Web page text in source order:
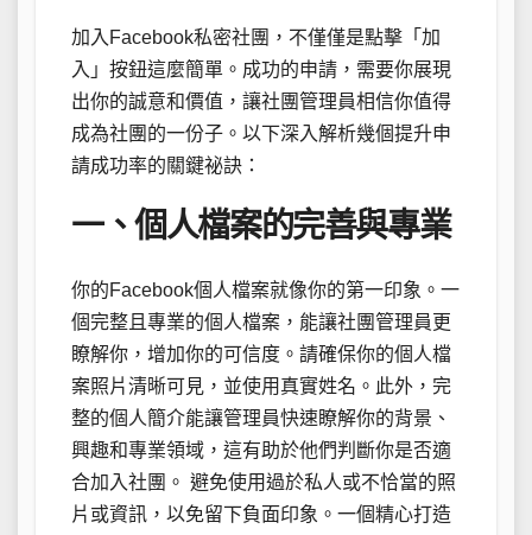
加入Facebook私密社團，不僅僅是點擊「加
入」按鈕這麼簡單。成功的申請，需要你展現
出你的誠意和價值，讓社團管理員相信你值得
成為社團的一份子。以下深入解析幾個提升申
請成功率的關鍵祕訣：
一、個人檔案的完善與專業
你的Facebook個人檔案就像你的第一印象。一
個完整且專業的個人檔案，能讓社團管理員更
瞭解你，增加你的可信度。請確保你的個人檔
案照片清晰可見，並使用真實姓名。此外，完
整的個人簡介能讓管理員快速瞭解你的背景、
興趣和專業領域，這有助於他們判斷你是否適
合加入社團。 避免使用過於私人或不恰當的照
片或資訊，以免留下負面印象。一個精心打造